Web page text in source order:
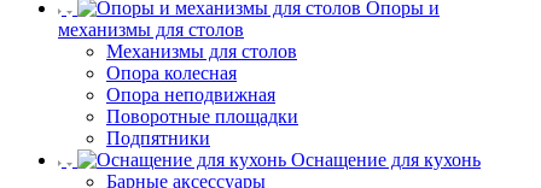
Опоры и
механизмы для столов
Механизмы для столов
Опора колесная
Опора неподвижная
Поворотные площадки
Подпятники
Оснащение для кухонь
Барные аксессуары